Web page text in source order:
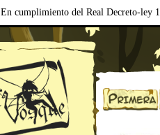
En cumplimiento del Real Decreto-ley